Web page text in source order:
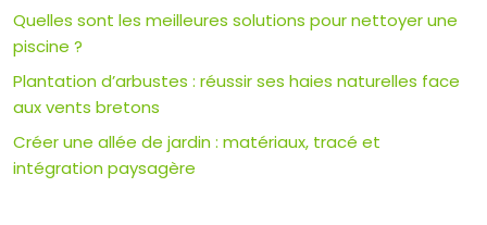
Quelles sont les meilleures solutions pour nettoyer une
piscine ?
Plantation d’arbustes : réussir ses haies naturelles face
aux vents bretons
Créer une allée de jardin : matériaux, tracé et
intégration paysagère